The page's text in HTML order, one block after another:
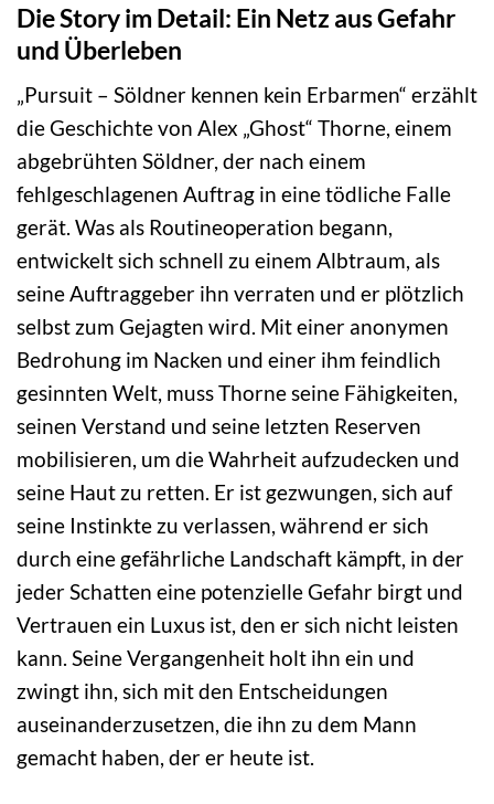
Die Story im Detail: Ein Netz aus Gefahr
und Überleben
„Pursuit – Söldner kennen kein Erbarmen“ erzählt
die Geschichte von Alex „Ghost“ Thorne, einem
abgebrühten Söldner, der nach einem
fehlgeschlagenen Auftrag in eine tödliche Falle
gerät. Was als Routineoperation begann,
entwickelt sich schnell zu einem Albtraum, als
seine Auftraggeber ihn verraten und er plötzlich
selbst zum Gejagten wird. Mit einer anonymen
Bedrohung im Nacken und einer ihm feindlich
gesinnten Welt, muss Thorne seine Fähigkeiten,
seinen Verstand und seine letzten Reserven
mobilisieren, um die Wahrheit aufzudecken und
seine Haut zu retten. Er ist gezwungen, sich auf
seine Instinkte zu verlassen, während er sich
durch eine gefährliche Landschaft kämpft, in der
jeder Schatten eine potenzielle Gefahr birgt und
Vertrauen ein Luxus ist, den er sich nicht leisten
kann. Seine Vergangenheit holt ihn ein und
zwingt ihn, sich mit den Entscheidungen
auseinanderzusetzen, die ihn zu dem Mann
gemacht haben, der er heute ist.